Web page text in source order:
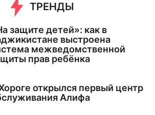
ТРЕНДЫ
защите детей»: как в
выстроена
межведомственной
прав ребёнка
открылся первый центр
Алифа